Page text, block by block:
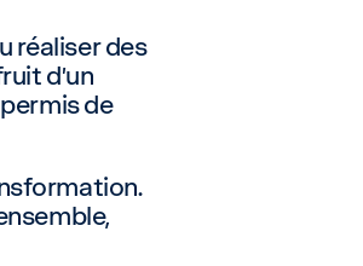
réaliser des
d’un
de